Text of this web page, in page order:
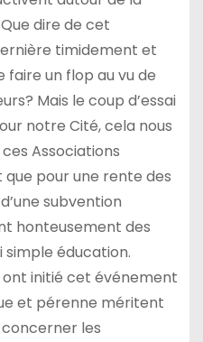
Que dire de cet
timidement et
un flop au vu de
Mais le coup d’essai
notre Cité, cela nous
Associations
pour une rente des
subvention
honteusement des
simple éducation.
ont initié cet événement
et pérenne méritent
les